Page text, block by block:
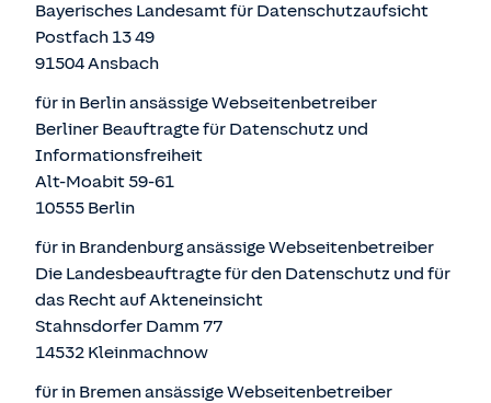
Bayerisches Landesamt für Datenschutzaufsicht
Postfach 13 49
91504 Ansbach
für in Berlin ansässige Webseitenbetreiber
Berliner Beauftragte für Datenschutz und
Informationsfreiheit
Alt-Moabit 59-61
10555 Berlin
für in Brandenburg ansässige Webseitenbetreiber
Die Landesbeauftragte für den Datenschutz und für
das Recht auf Akteneinsicht
Stahnsdorfer Damm 77
14532 Kleinmachnow
für in Bremen ansässige Webseitenbetreiber